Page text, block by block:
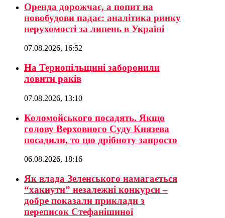
Оренда дорожчає, а попит на
новобудови падає: аналітика ринку
нерухомості за липень в Україні
07.08.2026, 16:52
На Тернопільщині заборонили
ловити раків
07.08.2026, 13:10
Коломойського посадять. Якщо
голову Верховного Суду Князева
посадили, то цю дрібноту запросто
06.08.2026, 18:16
Як влада Зеленського намагається
“хакнути” незалежні конкурси –
добре показали приклади з
переписок Стефанішиної